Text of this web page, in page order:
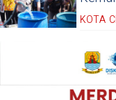
KOTA